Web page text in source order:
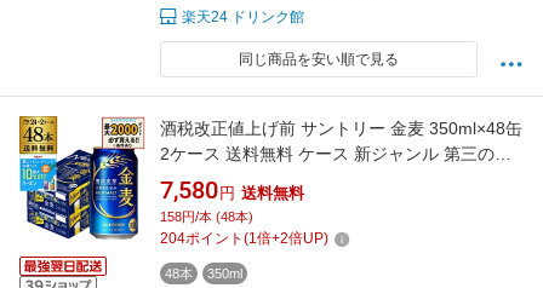
楽天24 ドリンク館
同じ商品を安い順で見る
酒税改正値上げ前 サントリー 金麦 350ml×48缶
2ケース 送料無料 ケース 新ジャンル 第三のビ
ール 国産 日本 48本 AIB
7,580 円 送料無料
158円/本 (48本)
204ポイント (1倍+2倍UP)
48本 350ml